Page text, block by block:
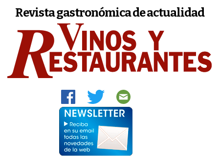
Revista gastronómica de actualidad